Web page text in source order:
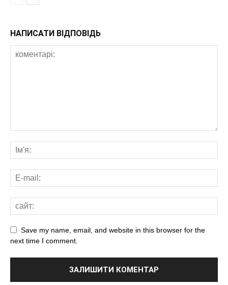
НАПИСАТИ ВІДПОВІДЬ
Save my name, email, and website in this browser for the
next time I comment.